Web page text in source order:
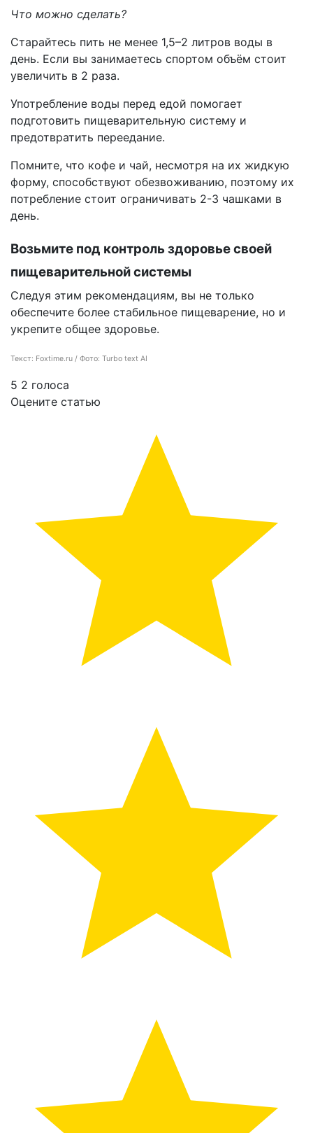
Что можно сделать?
Старайтесь пить не менее 1,5–2 литров воды в
день. Если вы занимаетесь спортом объём стоит
увеличить в 2 раза.
Употребление воды перед едой помогает
подготовить пищеварительную систему и
предотвратить переедание.
Помните, что кофе и чай, несмотря на их жидкую
форму, способствуют обезвоживанию, поэтому их
потребление стоит ограничивать 2-3 чашками в
день.
Возьмите под контроль здоровье своей
пищеварительной системы
Следуя этим рекомендациям, вы не только
обеспечите более стабильное пищеварение, но и
укрепите общее здоровье.
Текст: Foxtime.ru / Фото: Turbo text AI
5 2 голоса
Оцените статью